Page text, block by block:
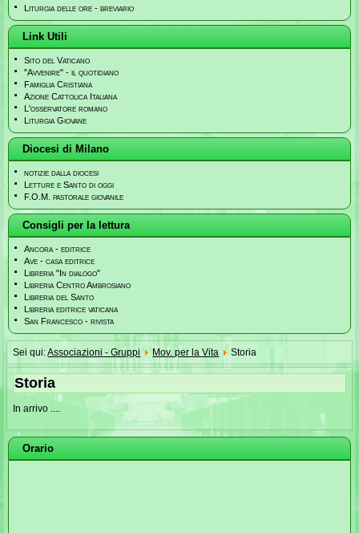
Liturgia delle ore - breviario
Link Utili
Sito del Vaticano
"Avvenire" - il quotidiano
Famiglia Cristiana
Azione Cattolica Italiana
L'osservatore romano
Liturgia Giovane
Diocesi di Milano
notizie dalla diocesi
Letture e Santo di oggi
F.O.M. pastorale giovanile
Consigli per la lettura
Ancora - editrice
Ave - casa editrice
Libreria "In dialogo"
Libreria Centro Ambrosiano
Libreria del Santo
Libreria editrice vaticana
San Francesco - rivista
Sei qui:Associazioni - Gruppi Mov. per la Vita Storia
Storia
In arrivo ....
Orario